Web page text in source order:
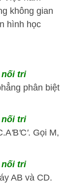
không gian
hình học
nối tri
phân biệt
nối tri
'B'C'. Gọi M,
nối tri
AB và CD.